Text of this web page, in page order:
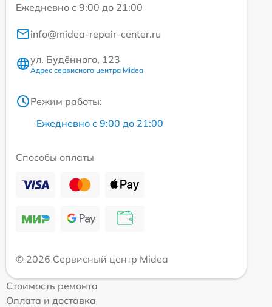
Ежедневно с 9:00 до 21:00
info@midea-repair-center.ru
ул. Будённого, 123
Адрес сервисного центра Midea
Режим работы:
Ежедневно с 9:00 до 21:00
Способы оплаты
© 2026 Сервисный центр Midea
Стоимость ремонта
Оплата и доставка